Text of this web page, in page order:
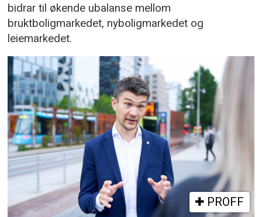
bidrar til økende ubalanse mellom
bruktboligmarkedet, nyboligmarkedet og
leiemarkedet.
PROFF